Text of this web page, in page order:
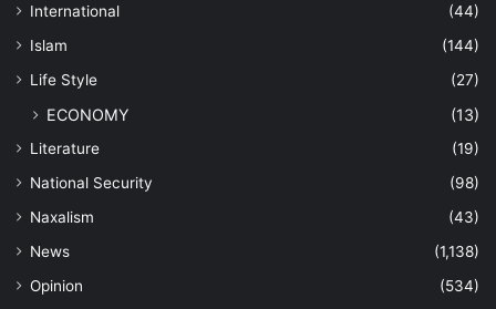
International
(44)
Islam
(144)
Life Style
(27)
ECONOMY (13)
Literature
(19)
National Security
(98)
Naxalism
(43)
News
(1,138)
Opinion
(534)